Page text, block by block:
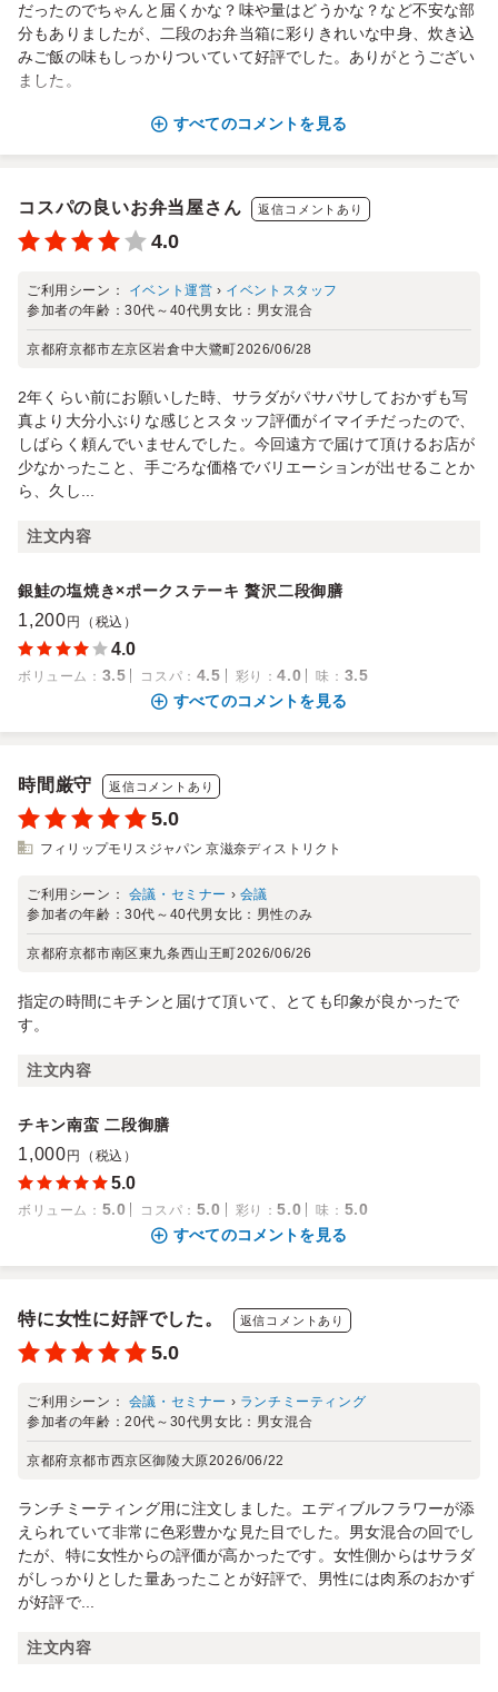
だったのでちゃんと届くかな？味や量はどうかな？など不安な部
分もありましたが、二段のお弁当箱に彩りきれいな中身、炊き込
みご飯の味もしっかりついていて好評でした。ありがとうござい
ました。
すべてのコメントを見る
コスパの良いお弁当屋さん 返信コメントあり
4.0
ご利用シーン： イベント運営 › イベントスタッフ
参加者の年齢：30代～40代男女比： 男女混合
京都府京都市左京区岩倉中大鷺町2026/06/28
2年くらい前にお願いした時、サラダがパサパサしておかずも写
真より大分小ぶりな感じとスタッフ評価がイマイチだったので、
しばらく頼んでいませんでした。今回遠方で届けて頂けるお店が
少なかったこと、手ごろな価格でバリエーションが出せることか
ら、久し...
注文内容
銀鮭の塩焼き×ポークステーキ 贅沢二段御膳
1,200 円（税込）
4.0
ボリューム ： 3.5 コスパ ： 4.5 彩り ：4.0 味 ： 3.5
すべてのコメントを見る
時間厳守 返信コメントあり
5.0
フィリップモリスジャパン 京滋奈ディストリクト
ご利用シーン： 会議・セミナー › 会議
参加者の年齢：30代～40代男女比： 男性のみ
京都府京都市南区東九条西山王町2026/06/26
指定の時間にキチンと届けて頂いて、とても印象が良かったで
す。
注文内容
チキン南蛮 二段御膳
1,000 円（税込）
5.0
ボリューム ： 5.0 コスパ ： 5.0 彩り ：5.0 味 ： 5.0
すべてのコメントを見る
特に女性に好評でした。 返信コメントあり
5.0
ご利用シーン： 会議・セミナー › ランチミーティング
参加者の年齢：20代～30代男女比： 男女混合
京都府京都市西京区御陵大原2026/06/22
ランチミーティング用に注文しました。エディブルフラワーが添
えられていて非常に色彩豊かな見た目でした。男女混合の回でし
たが、特に女性からの評価が高かったです。女性側からはサラダ
がしっかりとした量あったことが好評で、男性には肉系のおかず
が好評で...
注文内容